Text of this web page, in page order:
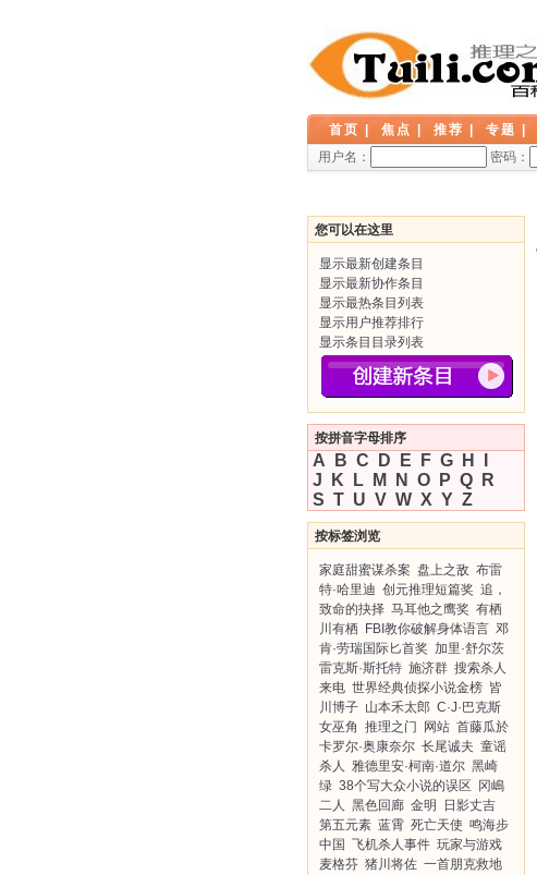
首页 焦点 推荐 专题
用户名：
密码：
您可以在这里
显示最新创建条目
显示最新协作条目
显示最热条目列表
显示用户推荐排行
显示条目目录列表
按拼音字母排序
A B C D E F G H
J
K L M N O P Q
R
S T U V W X Y Z
按标签浏览
家庭甜蜜谋杀案 盘上之敌 布雷
特·哈里迪 创元推理短篇奖 追，
致命的抉择 马耳他之鹰奖 有栖
川有栖 FBI教你破解身体语言 邓
肯·劳瑞国际匕首奖 加里·舒尔茨
雷克斯·斯托特 施济群 搜索杀人
来电 世界经典侦探小说金榜 皆
川博子 山本禾太郎 C·J·巴克斯
女巫角 推理之门 网站 首藤瓜於
卡罗尔·奥康奈尔 长尾诚夫 童谣
杀人 雅德里安·柯南·道尔 黑崎
绿 38个写大众小说的误区
冈嶋
二人 黑色回廊 金明
日影丈吉
第五元素 蓝霄 死亡天使 鸣海步
中国 飞机杀人事件 玩家与游戏
麦格芬 猪川将佐 一首朋克救地